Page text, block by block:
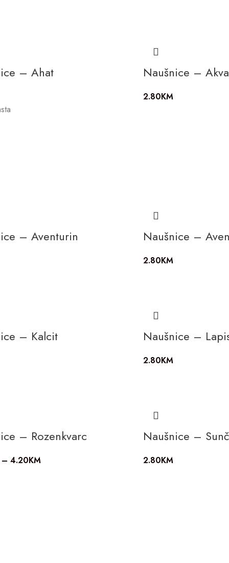
– Ahat Naušnice –
2.80KM
– Aventurin Naušnice –
2.80KM
– Kalcit Naušnice –
2.80KM
– Rozenkvarc
– 4.20KM
Naušnice –
2.80KM